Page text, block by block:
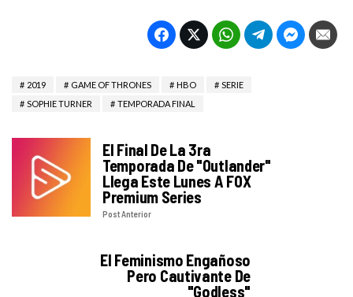
2019 GAME OF THRONES HBO
SERIE
SOPHIE TURNER
TEMPORADA FINAL
El Final De La 3ra
Temporada De "Outlander"
Llega Este Lunes A FOX
Premium Series
Post Anterior
El Feminismo Engañoso
Pero Cautivante De
"Godless"